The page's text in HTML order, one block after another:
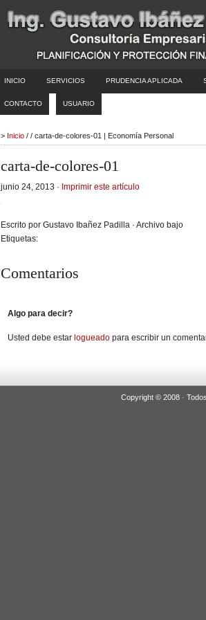
INICIO SERVICIOS PRUDENCIA APLICADA
CONTACTO USUARIO
> Inicio / / carta-de-colores-01 | Economía Personal
carta-de-colores-01
junio 24, 2013 · Imprimir este artículo
Escrito por Gustavo Ibañez Padilla · Archivo bajo
Etiquetas:
Comentarios
Algo para decir?
Usted debe estar logueado para escribir un
Copyright © 2008 ·